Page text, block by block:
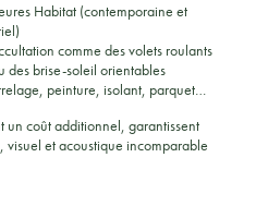
Habitat (contemporaine et
comme des volets roulants
des brise-soleil orientables
peinture, isolant, parquet…
un coût additionnel, garantissent
et acoustique incomparable